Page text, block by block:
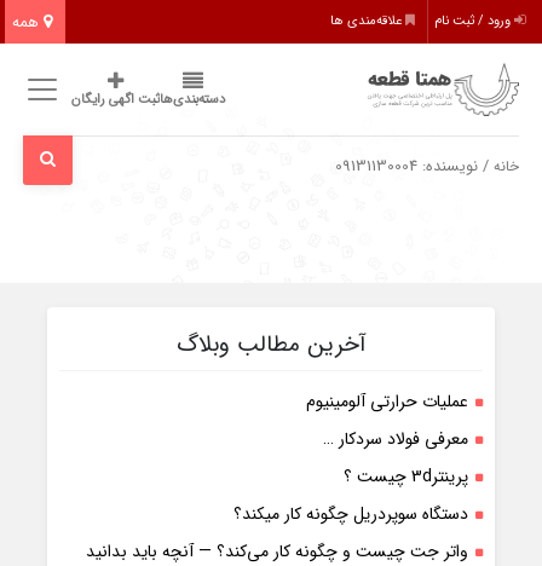
همه ورود / ثبت نام علاقه‌مندی ها
دسته‌بندی‌هاثبت اگهی رایگان
خانه / نویسنده: 09131130004
آخرین مطالب وبلاگ
عملیات حرارتی آلومینیوم
معرفی فولاد سردکار …
پرینتر3d چیست ؟
دستگاه سوپردریل چگونه کار میکند؟
واتر جت چیست و چگونه کار می‌کند؟ — آنچه باید بدانید